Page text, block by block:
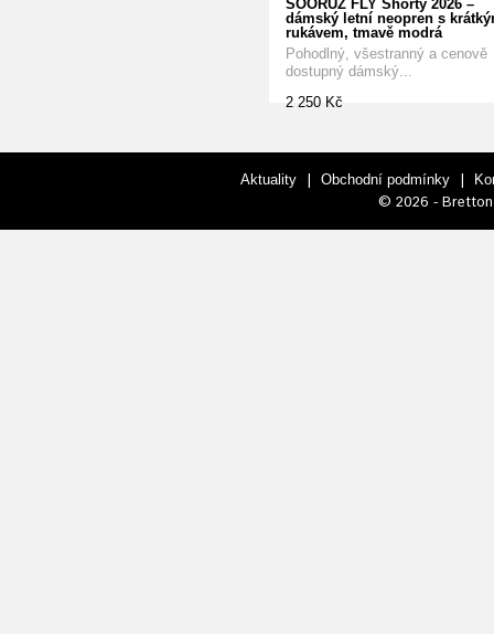
SOÖRUZ FLY Shorty 2026 –
dámský letní neopren s
rukávem, tmavě modrá
Pohodlný, všestranný a cenově
dostupný dámský...
2 250 Kč
Aktuality | Obchodní podmínky |
© 2026 - Bretton